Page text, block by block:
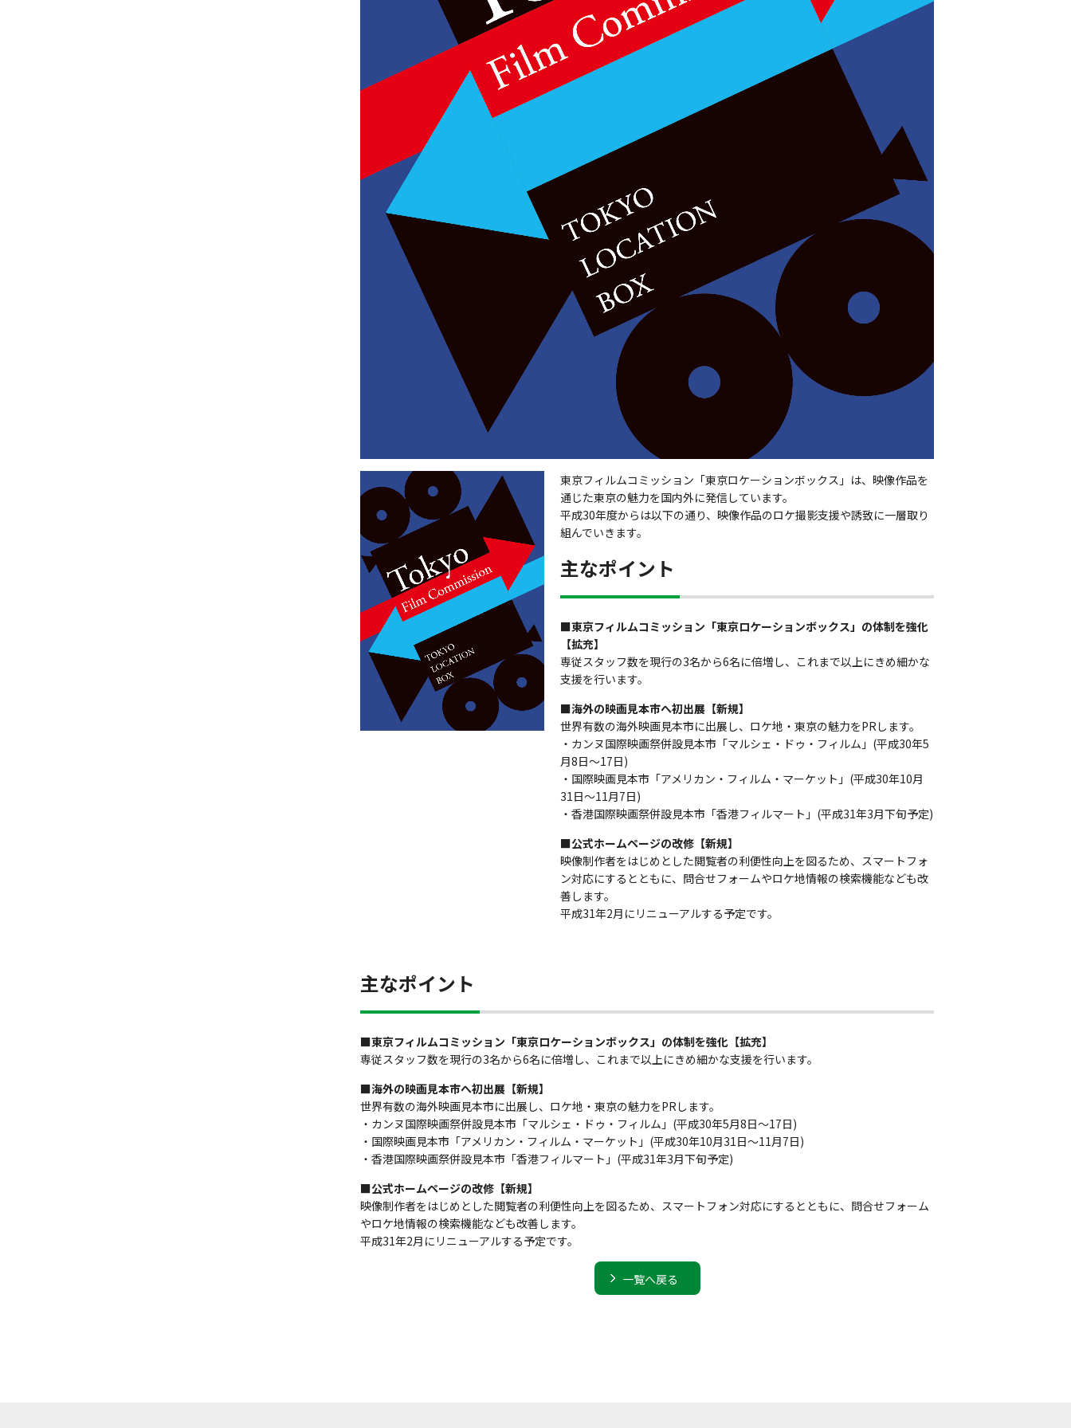
東京フィルムコミッション「東京ロケーションボックス」は、映像作品を
通じた東京の魅力を国内外に発信しています。
平成30年度からは以下の通り、映像作品のロケ撮影支援や誘致に一層取り
組んでいきます。
主なポイント
■東京フィルムコミッション「東京ロケーションボックス」の体制を強化
【拡充】
専従スタッフ数を現行の3名から6名に倍増し、これまで以上にきめ細かな
支援を行います。
■海外の映画見本市へ初出展【新規】
世界有数の海外映画見本市に出展し、ロケ地・東京の魅力をPRします。
・カンヌ国際映画祭併設見本市「マルシェ・ドゥ・フィルム」(平成30年5
月8日～17日)
・国際映画見本市「アメリカン・フィルム・マーケット」(平成30年10月
31日～11月7日)
・香港国際映画祭併設見本市「香港フィルマート」(平成31年3月下旬予定)
■公式ホームページの改修【新規】
映像制作者をはじめとした閲覧者の利便性向上を図るため、スマートフォ
ン対応にするとともに、問合せフォームやロケ地情報の検索機能なども改
善します。
平成31年2月にリニューアルする予定です。
主なポイント
■東京フィルムコミッション「東京ロケーションボックス」の体制を強化【拡充】
専従スタッフ数を現行の3名から6名に倍増し、これまで以上にきめ細かな支援を行います。
■海外の映画見本市へ初出展【新規】
世界有数の海外映画見本市に出展し、ロケ地・東京の魅力をPRします。
・カンヌ国際映画祭併設見本市「マルシェ・ドゥ・フィルム」(平成30年5月8日～17日)
・国際映画見本市「アメリカン・フィルム・マーケット」(平成30年10月31日～11月7日)
・香港国際映画祭併設見本市「香港フィルマート」(平成31年3月下旬予定)
■公式ホームページの改修【新規】
映像制作者をはじめとした閲覧者の利便性向上を図るため、スマートフォン対応にするとともに、問合せフォーム
やロケ地情報の検索機能なども改善します。
平成31年2月にリニューアルする予定です。
一覧へ戻る